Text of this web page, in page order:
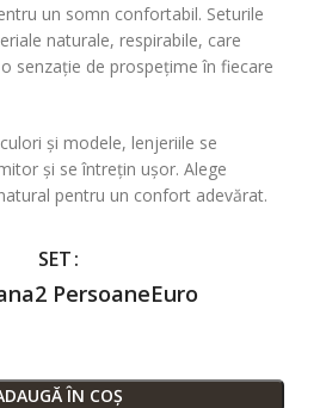
un somn confortabil. Seturile
naturale, respirabile, care
senzație de prospețime în fiecare
și modele, lenjeriile se
și se întrețin ușor. Alege
pentru un confort adevărat.
SET
2 PersoaneEuro
ÎN COȘ